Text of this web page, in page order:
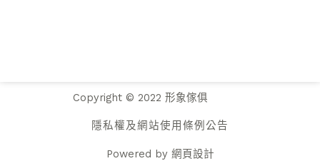
Copyright © 2022 形象傢俱
隱私權及網站使用條例公告
Powered by 網頁設計